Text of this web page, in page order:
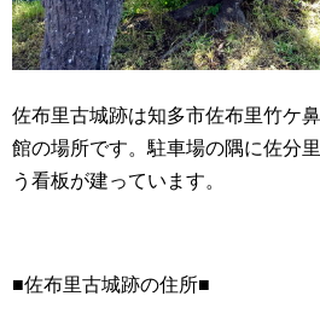
佐布里古城跡は知多市佐布里竹ケ
館の場所です。駐車場の隅に佐分
う看板が建っています。
■佐布里古城跡の住所■